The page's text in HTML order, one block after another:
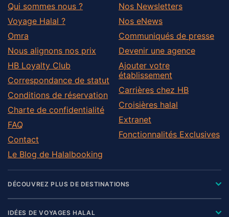
Qui sommes nous ?
Voyage Halal ?
Omra
Nous alignons nos prix
HB Loyalty Club
Correspondance de statut
Conditions de réservation
Charte de confidentialité
FAQ
Contact
Le Blog de Halalbooking
Nos Newsletters
Nos eNews
Communiqués de presse
Devenir une agence
Ajouter votre
établissement
Carrières chez HB
Croisières halal
Extranet
Fonctionnalités Exclusives
DÉCOUVREZ PLUS DE DESTINATIONS
IDÉES DE VOYAGES HALAL